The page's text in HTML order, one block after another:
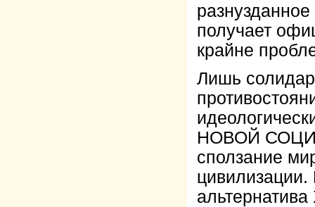
получает
крайне
Лишь
НОВОЙ
сползание
цивилизации.